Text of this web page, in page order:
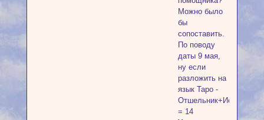
Можно было
бы
сопоставить.
По поводу
даты 9 мая,
ну если
разложить на
язык Таро -
Отшельник+Иерофант
= 14